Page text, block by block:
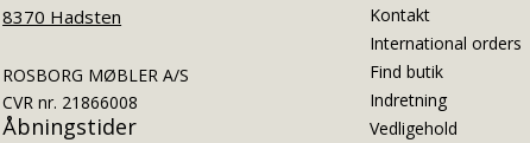
8370 Hadsten
ROSBORG MØBLER A/S
CVR nr. 21866008
Åbningstider
Kontakt
International orders
Find butik
Indretning
Vedligehold